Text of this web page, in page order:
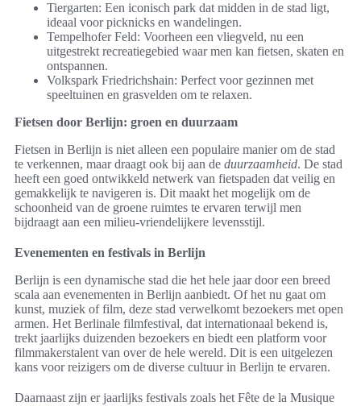
Tiergarten: Een iconisch park dat midden in de stad ligt,
ideaal voor picknicks en wandelingen.
Tempelhofer Feld: Voorheen een vliegveld, nu een
uitgestrekt recreatiegebied waar men kan fietsen, skaten en
ontspannen.
Volkspark Friedrichshain: Perfect voor gezinnen met
speeltuinen en grasvelden om te relaxen.
Fietsen door Berlijn: groen en duurzaam
Fietsen in Berlijn is niet alleen een populaire manier om de stad
te verkennen, maar draagt ook bij aan de duurzaamheid. De stad
heeft een goed ontwikkeld netwerk van fietspaden dat veilig en
gemakkelijk te navigeren is. Dit maakt het mogelijk om de
schoonheid van de groene ruimtes te ervaren terwijl men
bijdraagt aan een milieu-vriendelijkere levensstijl.
Evenementen en festivals in Berlijn
Berlijn is een dynamische stad die het hele jaar door een breed
scala aan evenementen in Berlijn aanbiedt. Of het nu gaat om
kunst, muziek of film, deze stad verwelkomt bezoekers met open
armen. Het Berlinale filmfestival, dat internationaal bekend is,
trekt jaarlijks duizenden bezoekers en biedt een platform voor
filmmakerstalent van over de hele wereld. Dit is een uitgelezen
kans voor reizigers om de diverse cultuur in Berlijn te ervaren.
Daarnaast zijn er jaarlijks festivals zoals het Fête de la Musique